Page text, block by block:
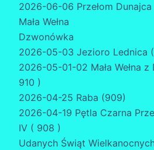
2026-06-06 Przełom Dunajca
Mała Wełna
Dzwonówka
2026-05-03 Jezioro Lednica (
2026-05-01-02 Mała Wełna
910 )
2026-04-25 Raba (909)
2026-04-19 Pętla Czarna
IV ( 908 )
Udanych Świąt